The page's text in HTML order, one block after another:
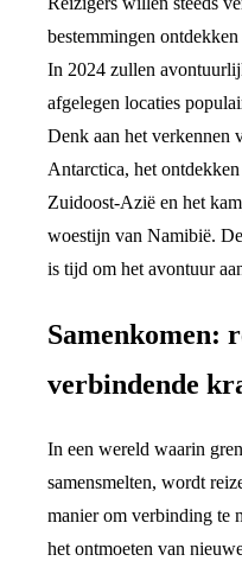
bestemmingen
In 2024 zullen
afgelegen locaties
Denk aan het verkennen
Antarctica, het
Zuidoost-Azië en het
woestijn van Namibië.
is tijd om het avontuur
Samenkomen:
verbindende
In een wereld waarin
samensmelten, wordt
manier om verbinding te
het ontmoeten van